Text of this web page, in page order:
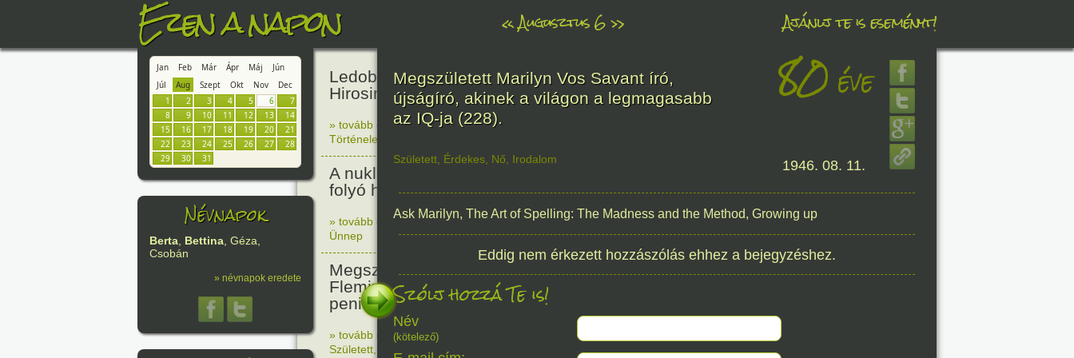
Ezen a napon «Augusztus 6» Ajánlj te is eseményt!
Jan Feb Már Ápr Máj
Jún
Júl
Aug Szept Okt Nov
Dec
1
2 3 4 5 6
7
8
9 10 11 12 13
14
15
16 17 18 19 20
21
22
23 24 25 26 27
28
29
30 31
Névnapok
Berta, Bettina, Géza,
Csobán
» névnapok eredete
Ledobták az első atombombát
Hirosimára.
81éve
» tovább olvasom|Nincs hozzászólás, szólj hozzá!
Történelem
A nukleáris fegyverek betiltásáért
folyó harc világnapja
48éve
» tovább olvasom |Nincs hozzászólás, szólj hozzá!
Ünnep
1978. 08. 06.
Megszületett Sir Alexander
Fleming, Nobel-díjas angol orvos, a
penicillin felfedezője.
145éve
» tovább olvasom|1 hozzászólás, szólj Te is hozzá!
Született
1881. 08. 06.
Megszületett Marilyn Vos Savant író,
újságíró, akinek a világon a legmagasabb
az IQ-ja (228).
80 éve
Született Érdekes Nő Irodalom 1946. 08. 11.
Ask Marilyn, The Art of Spelling: The Madness and the Method, Growing up
Eddig nem érkezett hozzászólás ehhez a bejegyzéshez.
Szólj hozzá Te is!
Név
(kötelező)